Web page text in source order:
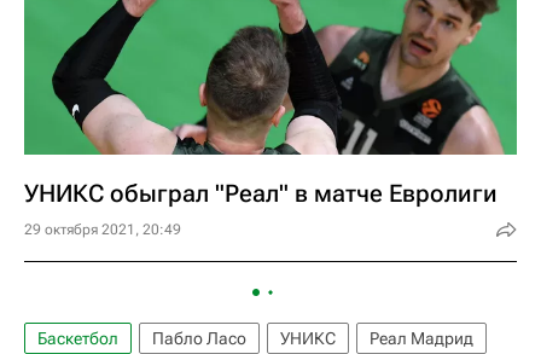
УНИКС обыграл "Реал" в матче Евролиги
29 октября 2021, 20:49
Баскетбол Пабло Ласо УНИКС
Реал Мадрид